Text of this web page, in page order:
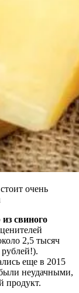
очень
свиного
2,5 тысяч
еще в 2015
неудачными,
продукт.